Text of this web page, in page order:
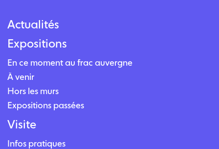
Actualités
Expositions
En ce moment au frac auvergne
À venir
Hors les murs
Expositions passées
Visite
Infos pratiques